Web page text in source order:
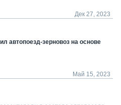
Дек 27, 2023
автопоезд-зерновоз на основе
Май 15, 2023